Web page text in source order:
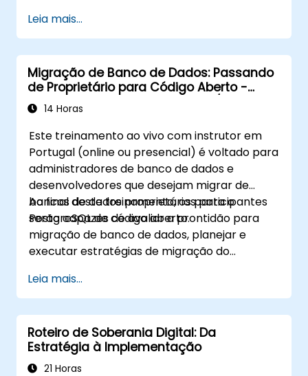
procedimentos operacionais.
Leia mais...
Migração de Banco de Dados: Passando
de Proprietário para Código Aberto -
Estratégias para migrar Oracle/SQL
Server para PostgreSQL
14 Horas
Este treinamento ao vivo com instrutor em
Portugal (online ou presencial) é voltado para
administradores de banco de dados e
desenvolvedores que desejam migrar de
bancos de dados proprietários para o
PostgreSQL de código aberto.
Ao final deste treinamento, os participantes
serão capazes de avaliar a prontidão para
migração de banco de dados, planejar e
executar estratégias de migração do
adequadas e gerir a conversão do código do
aplicativo.
Leia mais...
Roteiro de Soberania Digital: Da
Estratégia à Implementação
21 Horas